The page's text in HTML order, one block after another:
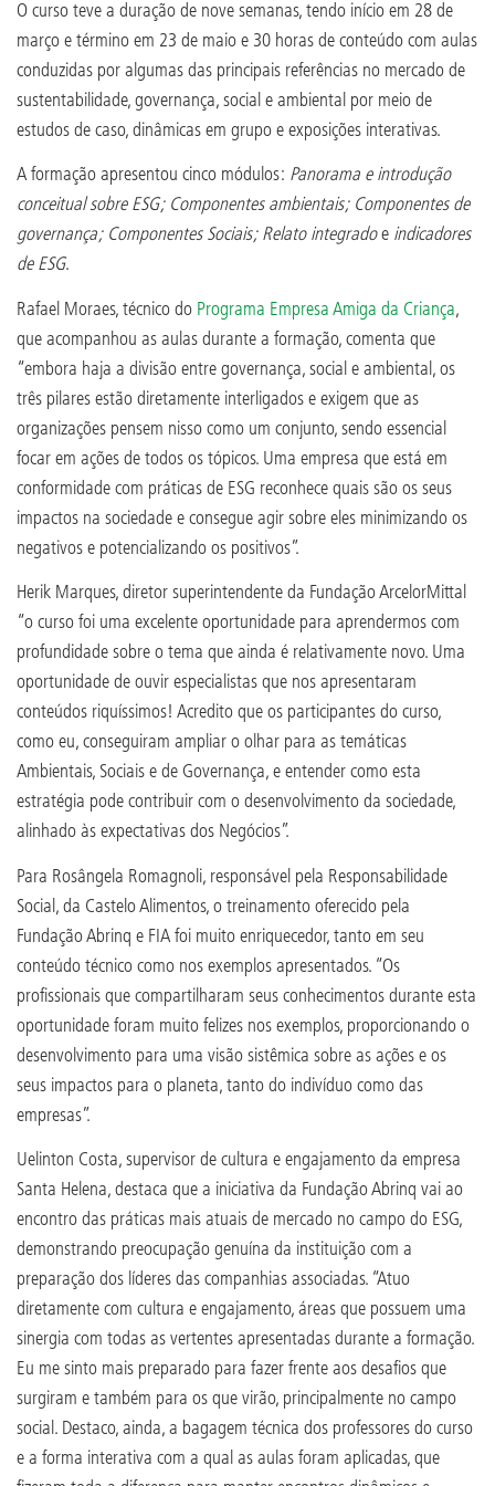
O curso teve a duração de nove semanas, tendo início em 28 de
março e término em 23 de maio e 30 horas de conteúdo com aulas
conduzidas por algumas das principais referências no mercado de
sustentabilidade, governança, social e ambiental por meio de
estudos de caso, dinâmicas em grupo e exposições interativas.
A formação apresentou cinco módulos: Panorama e introdução
conceitual sobre ESG; Componentes ambientais; Componentes de
governança; Componentes Sociais; Relato integradoe indicadores
de ESG.
Rafael Moraes, técnico do Programa Empresa Amiga da Criança,
que acompanhou as aulas durante a formação, comenta que
“embora haja a divisão entre governança, social e ambiental, os
três pilares estão diretamente interligados e exigem que as
organizações pensem nisso como um conjunto, sendo essencial
focar em ações de todos os tópicos. Uma empresa que está em
conformidade com práticas de ESG reconhece quais são os seus
impactos na sociedade e consegue agir sobre eles minimizando os
negativos e potencializando os positivos”.
Herik Marques, diretor superintendente da Fundação ArcelorMittal
“o curso foi uma excelente oportunidade para aprendermos com
profundidade sobre o tema que ainda é relativamente novo. Uma
oportunidade de ouvir especialistas que nos apresentaram
conteúdos riquíssimos! Acredito que os participantes do curso,
como eu, conseguiram ampliar o olhar para as temáticas
Ambientais, Sociais e de Governança, e entender como esta
estratégia pode contribuir com o desenvolvimento da sociedade,
alinhado às expectativas dos Negócios”.
Para Rosângela Romagnoli, responsável pela Responsabilidade
Social, da Castelo Alimentos, o treinamento oferecido pela
Fundação Abrinq e FIA foi muito enriquecedor, tanto em seu
conteúdo técnico como nos exemplos apresentados. “Os
profissionais que compartilharam seus conhecimentos durante esta
oportunidade foram muito felizes nos exemplos, proporcionando o
desenvolvimento para uma visão sistêmica sobre as ações e os
seus impactos para o planeta, tanto do indivíduo como das
empresas”.
Uelinton Costa, supervisor de cultura e engajamento da empresa
Santa Helena, destaca que a iniciativa da Fundação Abrinq vai ao
encontro das práticas mais atuais de mercado no campo do ESG,
demonstrando preocupação genuína da instituição com a
preparação dos líderes das companhias associadas. “Atuo
diretamente com cultura e engajamento, áreas que possuem uma
sinergia com todas as vertentes apresentadas durante a formação.
Eu me sinto mais preparado para fazer frente aos desafios que
surgiram e também para os que virão, principalmente no campo
social. Destaco, ainda, a bagagem técnica dos professores do curso
e a forma interativa com a qual as aulas foram aplicadas, que